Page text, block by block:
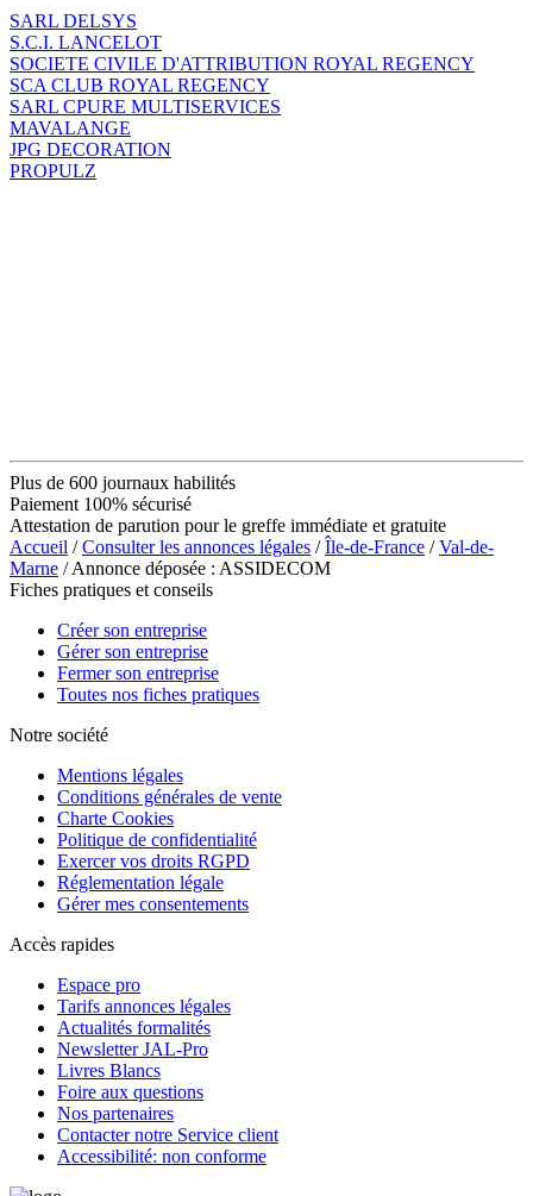
SARL DELSYS
S.C.I. LANCELOT
SOCIETE CIVILE D'ATTRIBUTION ROYAL REGENCY
SCA CLUB ROYAL REGENCY
SARL CPURE MULTISERVICES
MAVALANGE
JPG DECORATION
PROPULZ
Plus de 600 journaux habilités
Paiement 100% sécurisé
Attestation de parution pour le greffe immédiate et gratuite
Accueil /Consulter les annonces légales /Île-de-France /Val-de-
Marne / Annonce déposée : ASSIDECOM
Fiches pratiques et conseils
Créer son entreprise
Gérer son entreprise
Fermer son entreprise
Toutes nos fiches pratiques
Notre société
Mentions légales
Conditions générales de vente
Charte Cookies
Politique de confidentialité
Exercer vos droits RGPD
Réglementation légale
Gérer mes consentements
Accès rapides
Espace pro
Tarifs annonces légales
Actualités formalités
Newsletter JAL-Pro
Livres Blancs
Foire aux questions
Nos partenaires
Contacter notre Service client
Accessibilité: non conforme